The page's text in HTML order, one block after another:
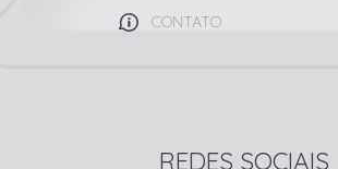
CONTATO
REDES SOCIAIS